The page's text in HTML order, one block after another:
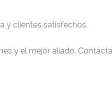
y clientes satisfechos.
y el mejor aliado.